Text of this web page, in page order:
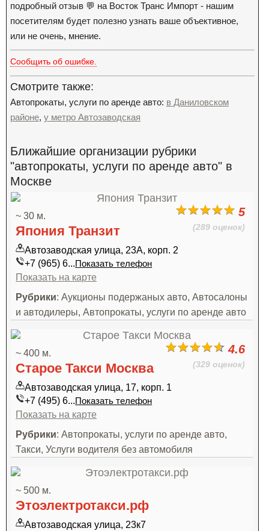
подробный отзыв 💬 на Восток Транс Импорт - нашим
посетителям будет полезно узнать ваше объективное,
или не очень, мнение.
Сообщить об ошибке.
Смотрите также:
Автопрокаты, услуги по аренде авто: в Даниловском
районе, у метро Автозаводская
Ближайшие организации рубрики
"автопрокаты, услуги по аренде авто" в
Москве
5
(289 оценок)
~ 30 м.
Япония Транзит
Автозаводская улица, 23А, корп. 2
+7 (965) 6...Показать телефон
Показать на карте
Рубрики: Аукционы подержаных авто, Автосалоны
и автодилеры, Автопрокаты, услуги по аренде авто
4.6
(329 оценок)
~ 400 м.
Старое Такси Москва
Автозаводская улица, 17, корп. 1
+7 (495) 6...Показать телефон
Показать на карте
Рубрики: Автопрокаты, услуги по аренде авто,
Такси, Услуги водителя без автомобиля
~ 500 м.
Этоэлектротакси.рф
Автозаводская улица, 23к7